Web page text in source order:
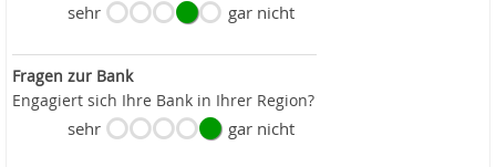
sehr gar nicht
Fragen zur Bank
Engagiert sich Ihre Bank in Ihrer Region?
sehr gar nicht